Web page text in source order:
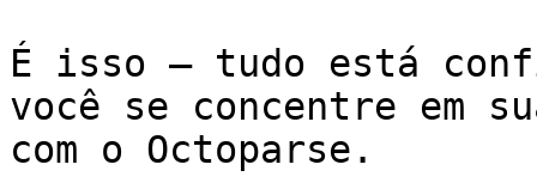
É isso – tudo está
você se concentre em
com o Octoparse.